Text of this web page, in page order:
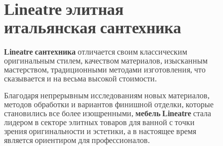
Lineatre элитная
итальянская сантехника
Lineatre сантехника отличается своим классическим
оригинальным стилем, качеством материалов, изысканным
мастерством, традиционными методами изготовления, что
сказывается и на весьма высокой стоимости.
Благодаря непрерывным исследованиям новых материалов,
методов обработки и вариантов финишной отделки, которые
становились все более изощренными, мебель Lineatre стала
лидером в секторе элитных товаров для ванной с точки
зрения оригинальности и эстетики, а в настоящее время
является ориентиром для профессионалов.